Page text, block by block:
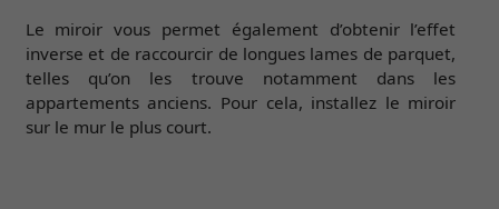
Le miroir vous permet également d’obtenir l’effet
inverse et de raccourcir de longues lames de parquet,
telles qu’on les trouve notamment dans les
appartements anciens. Pour cela, installez le miroir
sur le mur le plus court.